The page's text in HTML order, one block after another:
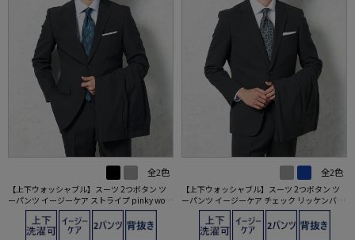
全2色
【上下ウォッシャブル】スーツ 2つボタン ツ
ーパンツ イージーケア ストライプ pinky wol
全2色
【上下ウォッシャブル】スーツ 2つボタン ツ
ーパンツ イージーケア チェック リッケンバッ